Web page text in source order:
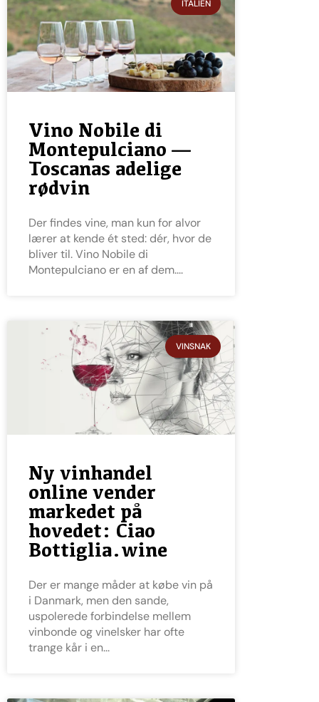
ITALIEN
Vino Nobile di
Montepulciano —
Toscanas adelige
rødvin
Der findes vine, man kun for alvor
lærer at kende ét sted: dér, hvor de
bliver til. Vino Nobile di
Montepulciano er en af dem.
VINSNAK
Ny vinhandel
online vender
markedet på
hovedet: Ciao
Bottiglia.wine
Der er mange måder at købe vin på
i Danmark, men den sande,
uspolerede forbindelse mellem
vinbonde og vinelsker har ofte
trange kår i en